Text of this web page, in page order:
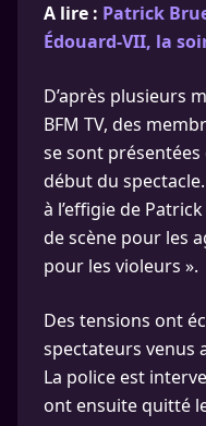
A lire : Patrick
Édouard-VII, la
D’après plusieurs
BFM TV, des
se sont
début du
à l’effigie de
de scène pour les
pour les violeurs ».
Des tensions ont
spectateurs venus
La police est
ont ensuite quitté